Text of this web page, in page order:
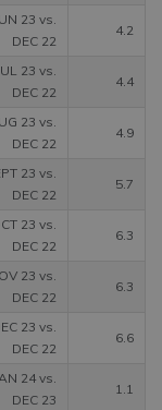
23 vs.
DEC 22
4.2
23 vs.
DEC 22
4.4
23 vs.
DEC 22
4.9
23 vs.
DEC 22
5.7
23 vs.
DEC 22
6.3
23 vs.
DEC 22
6.3
23 vs.
DEC 22
6.6
24 vs.
DEC 23
1.1